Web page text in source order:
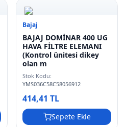
Bajaj
BAJAJ DOMİNAR 400 UG
HAVA FİLTRE ELEMANI
(Kontrol ünitesi dikey
olan m
Stok Kodu:
YMS036C58C58056912
414,41 TL
Sepete Ekle